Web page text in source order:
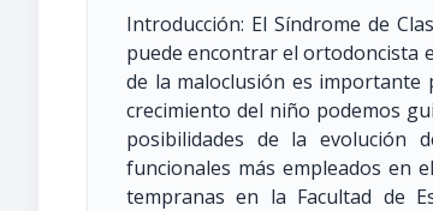
Introducción: El Síndrome de
puede encontrar el ortodoncista
de la maloclusión es
crecimiento del niño podemos
posibilidades de la evolución
funcionales más empleados en
tempranas en la Facultad de